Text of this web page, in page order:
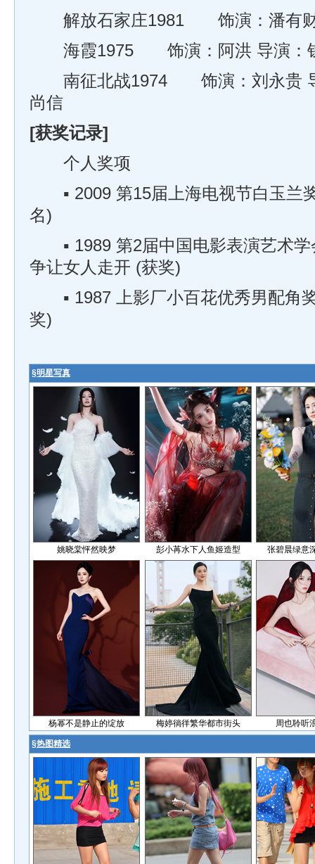
解放石家庄1981 饰演：潘有财
海霞1975 饰演：阿洪 导演：钱
南征北战1974 饰演：刘永贵 导
尚信
[获奖记录]
个人奖项
▪ 2009 第15届上海电视节白玉兰
名)
▪ 1989 第2届中国电影表演艺术学
争让女人走开 (获奖)
▪ 1987 上影厂小百花优秀男配角
奖)
§明星写真
姚晓棠怦然映梦 彭小苒水下人鱼姬造型 张碧晨绿意
杨幂不是静止的绽放 梅婷徜徉繁华都市街头 周也聆听
§热图精选